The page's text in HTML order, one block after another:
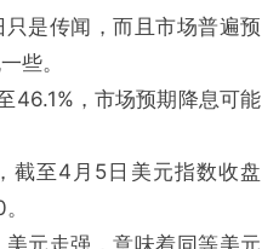
是传闻，而且市场普遍预
些。
46.1%，市场预期降息可能
截至4月5日美元指数收盘